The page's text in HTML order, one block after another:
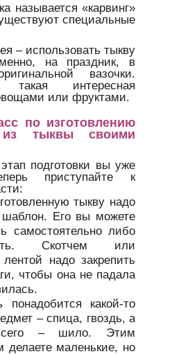
называется «карвинг»
специальные
– использовать тыкву
на праздник, в
вазочки.
такая интересная
или фруктами.
по изготовлению
из тыквы своими
подготовки вы уже
приступайте к
тыкву надо
шаблон. Его вы можете
самостоятельно либо
Скотчем или
надо закрепить
чтобы она не падала
понадобится какой-то
– спица, гвоздь, а
– шило. Этим
делаете маленькие, но